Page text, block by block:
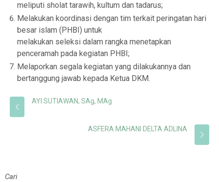
meliputi sholat tarawih, kultum dan tadarus;
Melakukan koordinasi dengan tim terkait peringatan hari
besar islam (PHBI) untuk
melakukan seleksi dalam rangka menetapkan
penceramah pada kegiatan PHBI;
Melaporkan segala kegiatan yang dilakukannya dan
bertanggung jawab kepada Ketua DKM.
AYI SUTIAWAN, SAg, MAg
ASFERA MAHANI DELTA ADLINA
Cari